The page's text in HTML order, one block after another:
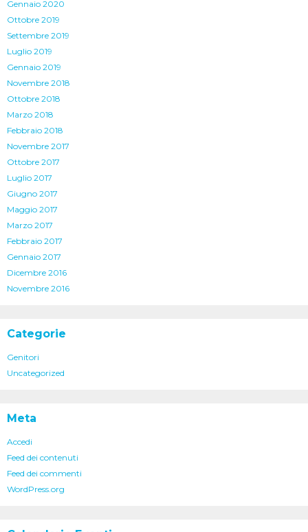
Gennaio 2020
Ottobre 2019
Settembre 2019
Luglio 2019
Gennaio 2019
Novembre 2018
Ottobre 2018
Marzo 2018
Febbraio 2018
Novembre 2017
Ottobre 2017
Luglio 2017
Giugno 2017
Maggio 2017
Marzo 2017
Febbraio 2017
Gennaio 2017
Dicembre 2016
Novembre 2016
Categorie
Genitori
Uncategorized
Meta
Accedi
Feed dei contenuti
Feed dei commenti
WordPress.org